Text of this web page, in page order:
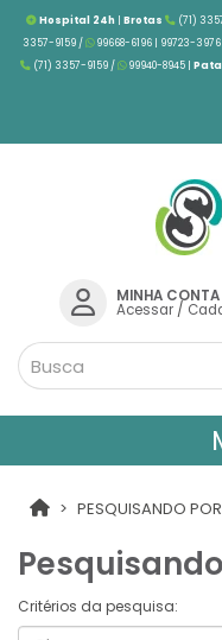
Hospital 24h| Brotas (71)
3357-9159 /
99668-6196 | 99723-3976
(71) 3357-9159 /
99940-8945 |
MINHA CONTA
Acessar/
PESQUISANDO POR
Critérios da pesquisa: